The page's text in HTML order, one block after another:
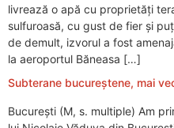
livrează o apă cu proprietăți
sulfuroasă, cu gust de fier şi
de demult, izvorul a fost
la aeroportul Băneasa […]
Subterane bucureștene, mai
Bucureşti (M, s. multiple) Am